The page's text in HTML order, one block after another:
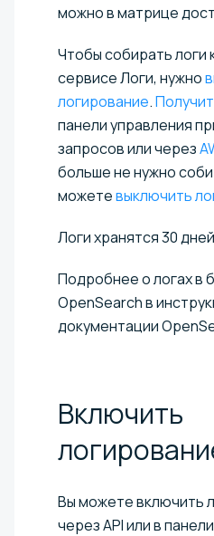
можно в матрице
Чтобы собирать логи
сервисе Логи, нужно
логирование.
панели управления
запросов или через
больше не нужно
можетевыключить
Логи хранятся 30
Подробнее о логах в
OpenSearch в
документации
Включить
Вы можете включить
через API или в